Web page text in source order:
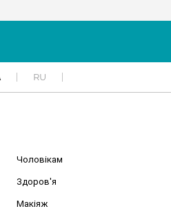
RU
Чоловікам
Здоров'я
Макіяж